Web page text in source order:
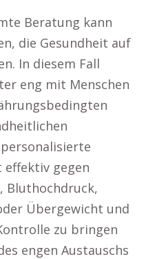
Beratung kann
die Gesundheit auf
In diesem Fall
eng mit Menschen
personalisierte
gegen
Bluthochdruck,
Übergewicht und
zu bringen
engen Austauschs